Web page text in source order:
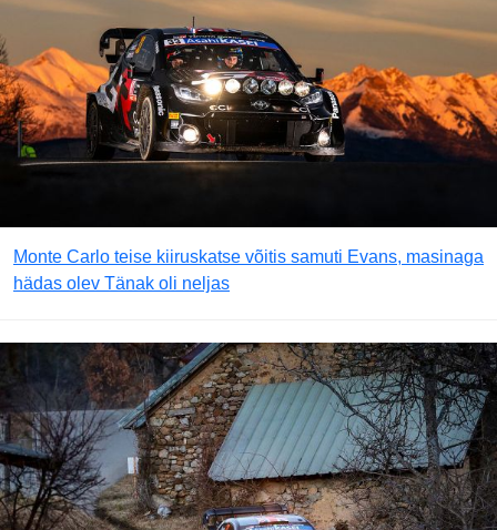
Monte Carlo teise kiiruskatse võitis samuti Evans, masinaga
hädas olev Tänak oli neljas